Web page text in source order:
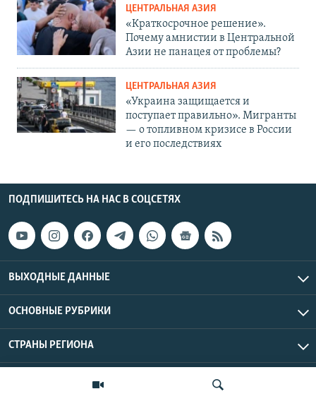
ЦЕНТРАЛЬНАЯ АЗИЯ
«Краткосрочное решение».
Почему амнистии в Центральной
Азии не панацея от проблемы?
ЦЕНТРАЛЬНАЯ АЗИЯ
«Украина защищается и
поступает правильно». Мигранты
— о топливном кризисе в России
и его последствиях
ПОДПИШИТЕСЬ НА НАС В СОЦСЕТЯХ
ВЫХОДНЫЕ ДАННЫЕ
ОСНОВНЫЕ РУБРИКИ
СТРАНЫ РЕГИОНА
Азаттык Азия © 2026 RFE/RL, Inc. | Все права защищены.